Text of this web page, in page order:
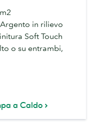
in rilievo
Soft Touch
o su entrambi,
a Caldo